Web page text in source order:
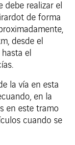
debe realizar el
de forma
desde el
el
la vía en esta
en la
en este tramo
cuando se